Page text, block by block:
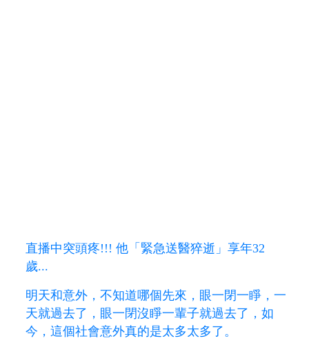
直播中突頭疼!!! 他「緊急送醫猝逝」享年32
歲...
明天和意外，不知道哪個先來，眼一閉一睜，一
天就過去了，眼一閉沒睜一輩子就過去了，如
今，這個社會意外真的是太多太多了。